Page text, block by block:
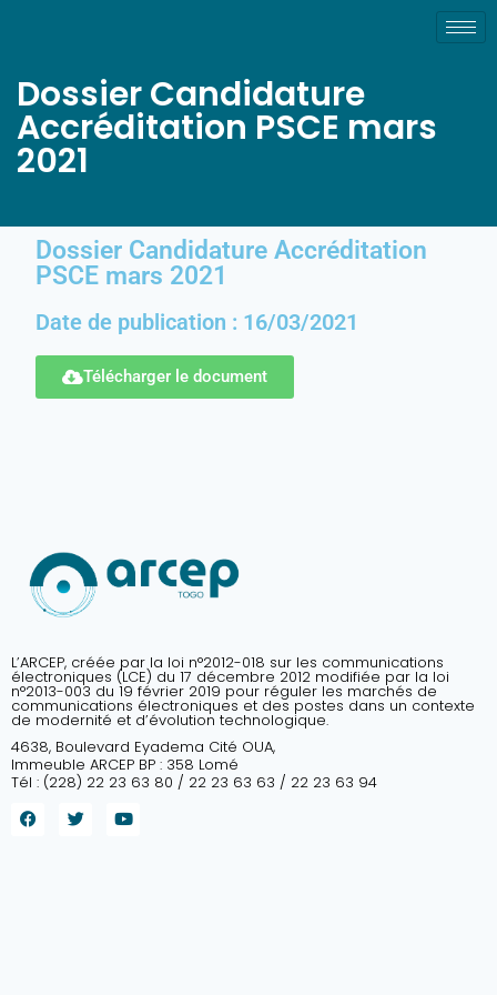
Dossier Candidature
Accréditation PSCE mars
2021
Dossier Candidature Accréditation
PSCE mars 2021
Date de publication : 16/03/2021
Télécharger le document
L’ARCEP, créée par la loi n°2012-018 sur les communications
électroniques (LCE) du 17 décembre 2012 modifiée par la loi
n°2013-003 du 19 février 2019 pour réguler les marchés de
communications électroniques et des postes dans un contexte
de modernité et d’évolution technologique.
4638, Boulevard Eyadema Cité OUA,
Immeuble ARCEP BP : 358 Lomé
Tél : (228) 22 23 63 80 / 22 23 63 63 / 22 23 63 94